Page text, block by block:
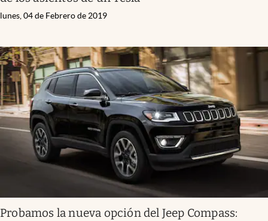
lunes, 04 de Febrero de 2019
Probamos la nueva opción del Jeep Compass: